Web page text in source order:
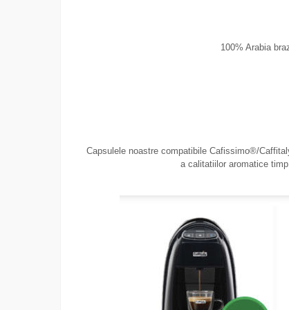
100% Arabia
Capsulele noastre compatibile Cafissimo®/
a calitatiilor aromatice